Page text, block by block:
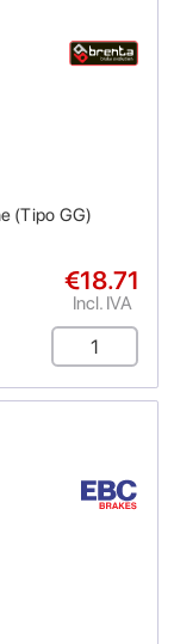
(Tipo GG)
€18.71
Incl. IVA